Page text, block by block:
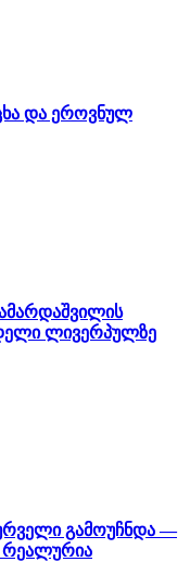
და ეროვნულ
ლივერპულზე
გამოუჩნდა —
რეალურია